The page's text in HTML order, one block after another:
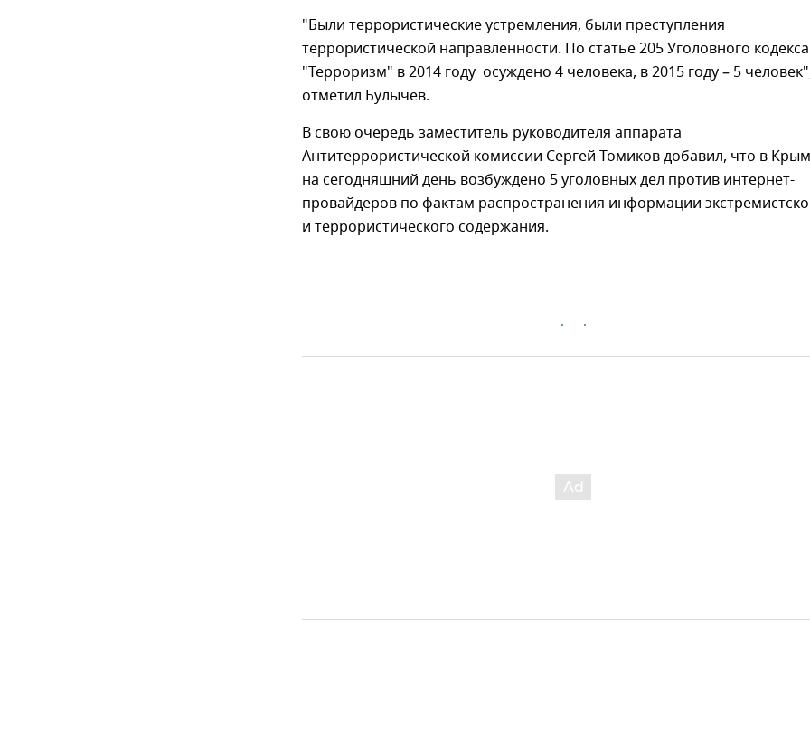
"Были террористические устремления, были преступления
террористической направленности. По статье 205 Уголовного кодекса
"Терроризм" в 2014 году осуждено 4 человека, в 2015 году – 5
отметил Булычев.
В свою очередь заместитель руководителя аппарата
Антитеррористической комиссии Сергей Томиков добавил, что в
на сегодняшний день возбуждено 5 уголовных дел против интернет-
провайдеров по фактам распространения информации
и террористического содержания.